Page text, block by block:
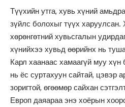
Түүхийн утга, хувь хүний
зүйлс болохыг түүх
хөрөнгөтний хувьсгалын
хүнийхээ хувьд өөрийнх нь
Карл хаанаас хамаагүй муу хүн
нь ёс суртахуун сайтай, цэвэр
зоригтой, өгөөмөр сайхан
Европ даяараа энэ хоёрын